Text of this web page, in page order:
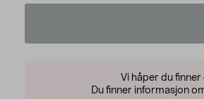
Vi håper du
Du finner informasjon